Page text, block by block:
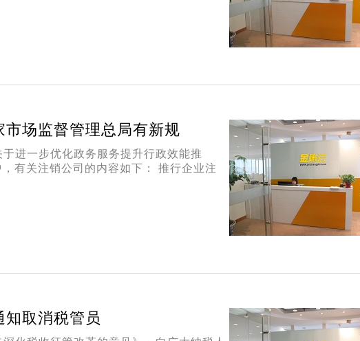
场监督管理总局有新规
进一步优化政务服务提升行政效能推
有关注销公司的内容如下： 推行企业注
知取消税管员